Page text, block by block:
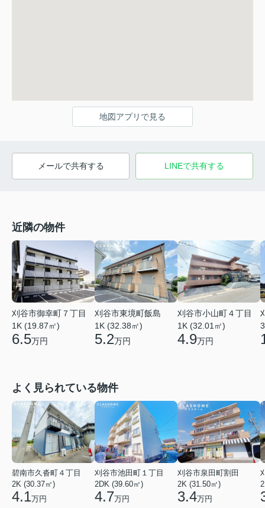
地図アプリで見る
メールで共有する LINEで共有する
近隣の物件
刈谷市御幸町７丁目
1K (19.87㎡)
6.5万円
刈谷市東境町飯島
1K (32.38㎡)
5.2万円
刈谷市小山町４丁目
1K (32.01㎡)
4.9万円
よく見られている物件
碧南市久沓町４丁目
2K (30.37㎡)
4.1万円
刈谷市池田町１丁目
2DK (39.60㎡)
4.7万円
刈谷市泉田町割田
2K (31.50㎡)
3.4万円